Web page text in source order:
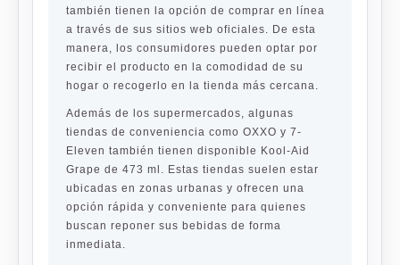
también tienen la opción de comprar en línea
a través de sus sitios web oficiales. De esta
manera, los consumidores pueden optar por
recibir el producto en la comodidad de su
hogar o recogerlo en la tienda más cercana.
Además de los supermercados, algunas
tiendas de conveniencia como OXXO y 7-
Eleven también tienen disponible Kool-Aid
Grape de 473 ml. Estas tiendas suelen estar
ubicadas en zonas urbanas y ofrecen una
opción rápida y conveniente para quienes
buscan reponer sus bebidas de forma
inmediata.